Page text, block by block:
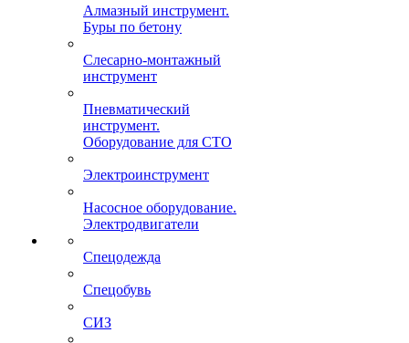
Алмазный инструмент.
Буры по бетону
Слесарно-монтажный
инструмент
Пневматический
инструмент.
Оборудование для СТО
Электроинструмент
Насосное оборудование.
Электродвигатели
Спецодежда
Спецобувь
СИЗ